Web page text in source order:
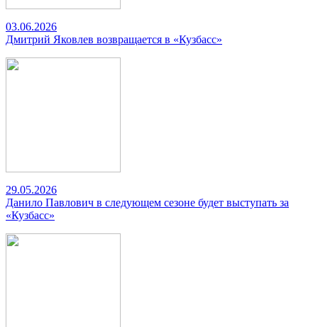
03.06.2026
Дмитрий Яковлев возвращается в «Кузбасс»
29.05.2026
Данило Павлович в следующем сезоне будет выступать за
«Кузбасс»